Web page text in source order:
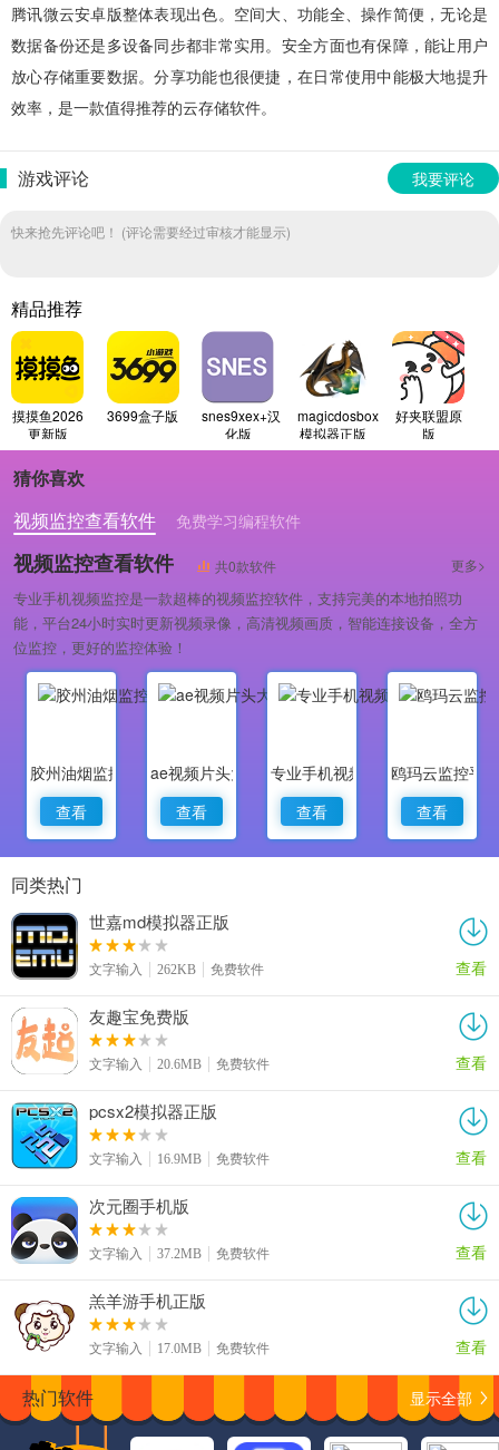
腾讯微云安卓版整体表现出色。空间大、功能全、操作简便，无论是
数据备份还是多设备同步都非常实用。安全方面也有保障，能让用户
放心存储重要数据。分享功能也很便捷，在日常使用中能极大地提升
效率，是一款值得推荐的云存储软件。
游戏评论 我要评论
快来抢先评论吧！ (评论需要经过审核才能显示)
精品推荐
摸摸鱼2026
更新版
3699盒子版
snes9xex+汉
化版
magicdosbox
模拟器正版
好夹联盟原
版
猜你喜欢
视频监控查看软件
免费学习编程软件
专业做婚礼策划的软件
视频监控查看软件 共0款软件 更多>
专业手机视频监控是一款超棒的视频监控软件，支持完美的本地拍照功
能，平台24小时实时更新视频录像，高清视频画质，智能连接设备，全方
位监控，更好的监控体验！
胶州油烟监控
查看
ae视频片头大师
查看
专业手机视频监控
查看
鸥玛云监控平
查看
同类热门
世嘉md模拟器正版
文字输入 262KB 免费软件 查看
友趣宝免费版
文字输入 20.6MB 免费软件 查看
pcsx2模拟器正版
文字输入 16.9MB 免费软件 查看
次元圈手机版
文字输入 37.2MB 免费软件 查看
羔羊游手机正版
文字输入 17.0MB 免费软件 查看
热门软件 显示全部